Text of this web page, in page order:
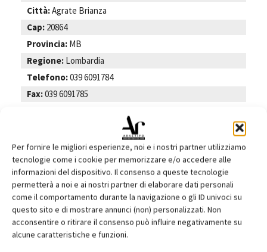
Per fornire le migliori esperienze, noi e i nostri partner utilizziamo
tecnologie come i cookie per memorizzare e/o accedere alle
informazioni del dispositivo. Il consenso a queste tecnologie
permetterà a noi e ai nostri partner di elaborare dati personali
come il comportamento durante la navigazione o gli ID univoci su
questo sito e di mostrare annunci (non) personalizzati. Non
acconsentire o ritirare il consenso può influire negativamente su
alcune caratteristiche e funzioni.
Città:Agrate Brianza
Cap: 20864
Provincia: MB
Regione: Lombardia
Telefono:039 6091784
Fax:039 6091785
Facebook Twitter Pinterest